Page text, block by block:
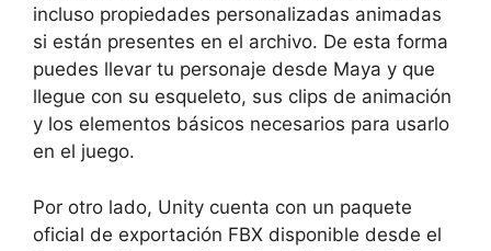
incluso propiedades personalizadas animadas
si están presentes en el archivo. De esta forma
puedes llevar tu personaje desde Maya y que
llegue con su esqueleto, sus clips de animación
y los elementos básicos necesarios para usarlo
en el juego.
Por otro lado, Unity cuenta con un paquete
oficial de exportación FBX disponible desde el